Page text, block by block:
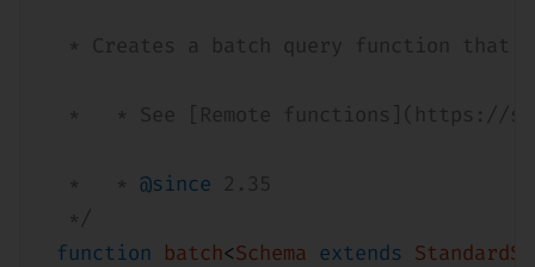
* Creates a batch query function that
* 	 * See [Remote
* 	 * @since
2.35
*/
function
batch<Schema extends